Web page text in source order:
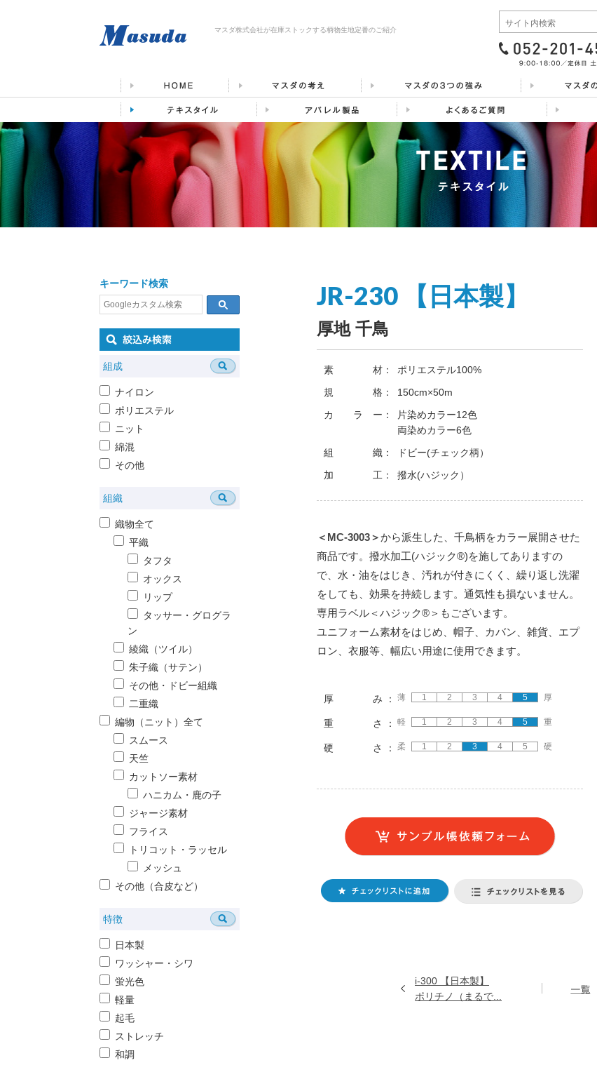
マスダ株式会社が在庫ストックする柄物生地定番のご紹介
キーワード検索
組成
ナイロン
ポリエステル
ニット
綿混
その他
組織
織物全て
平織
タフタ
オックス
リップ
タッサー・グログラ
ン
綾織（ツイル）
朱子織（サテン）
その他・ドビー組織
二重織
編物（ニット）全て
スムース
天竺
カットソー素材
ハニカム・鹿の子
ジャージ素材
フライス
トリコット・ラッセル
メッシュ
その他（合皮など）
特徴
日本製
ワッシャー・シワ
蛍光色
軽量
起毛
ストレッチ
和調
JR-230 【日本製】
厚地 千鳥
素 材：
ポリエステル100%
規 格：
150cm×50m
カ ラ ー：
片染めカラー12色
両染めカラー6色
組 織：
ドビー(チェック柄）
加 工：
撥水(ハジック）
＜MC-3003＞から派生した、千鳥柄をカラー展開させた
商品です。撥水加工(ハジック®)を施してありますの
で、水・油をはじき、汚れが付きにくく、繰り返し洗濯
をしても、効果を持続します。通気性も損ないません。
専用ラベル＜ハジック®＞もございます。
ユニフォーム素材をはじめ、帽子、カバン、雑貨、エプ
ロン、衣服等、幅広い用途に使用できます。
厚 み ： 薄 1 2 3 4 5 厚
重 さ ： 軽 1 2 3 4 5 重
硬 さ ： 柔 1 2 3 4 5 硬
i-300 【日本製】
ポリチノ（まるで...